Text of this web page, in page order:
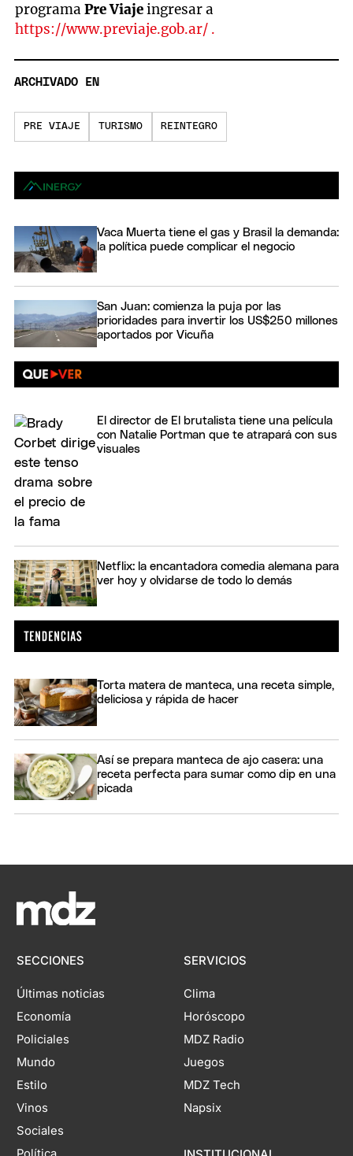
programaPre Viajeingresar a
https://www.previaje.gob.ar/ .
ARCHIVADO EN
PRE VIAJE TURISMO REINTEGRO
Vaca Muerta tiene el gas y Brasil la demanda:
la política puede complicar el negocio
San Juan: comienza la puja por las
prioridades para invertir los US$250 millones
aportados por Vicuña
El director de El brutalista tiene una película
con Natalie Portman que te atrapará con sus
visuales
Netflix: la encantadora comedia alemana para
ver hoy y olvidarse de todo lo demás
Torta matera de manteca, una receta simple,
deliciosa y rápida de hacer
Así se prepara manteca de ajo casera: una
receta perfecta para sumar como dip en una
picada
SECCIONES
Últimas noticias
Economía
Policiales
Mundo
Estilo
Vinos
Sociales
SERVICIOS
Clima
Horóscopo
MDZ Radio
Juegos
MDZ Tech
Napsix